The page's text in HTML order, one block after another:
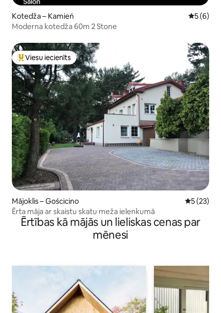
Kotedža – Kamień Vidējais
5 (6)
Moderna kotedža 60m 2 Stone
Populārs viesu iecienīts mājoklis
Viesu iecienīts
Mājoklis – Gościcino Vidējais
5 (23)
Ērta māja ar skaistu skatu meža ielenkumā
Ērtības kā mājās un lieliskas cenas par
mēnesi